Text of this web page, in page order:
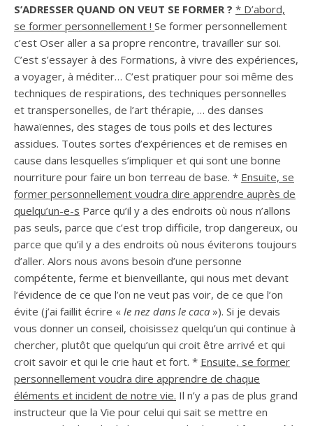
S’ADRESSER QUAND ON VEUT SE FORMER ? * D’abord,
se former personnellement ! Se former personnellement
c’est Oser aller a sa propre rencontre, travailler sur soi.
C’est s’essayer à des Formations, à vivre des expériences,
a voyager, à méditer… C’est pratiquer pour soi même des
techniques de respirations, des techniques personnelles
et transpersonelles, de l’art thérapie, … des danses
hawaïennes, des stages de tous poils et des lectures
assidues. Toutes sortes d’expériences et de remises en
cause dans lesquelles s’impliquer et qui sont une bonne
nourriture pour faire un bon terreau de base. * Ensuite, se
former personnellement voudra dire apprendre auprès de
quelqu’un-e-s Parce qu’il y a des endroits où nous n’allons
pas seuls, parce que c’est trop difficile, trop dangereux, ou
parce que qu’il y a des endroits où nous éviterons toujours
d’aller. Alors nous avons besoin d’une personne
compétente, ferme et bienveillante, qui nous met devant
l’évidence de ce que l’on ne veut pas voir, de ce que l’on
évite (j’ai faillit écrire « le nez dans le caca »). Si je devais
vous donner un conseil, choisissez quelqu’un qui continue à
chercher, plutôt que quelqu’un qui croit être arrivé et qui
croit savoir et qui le crie haut et fort. * Ensuite, se former
personnellement voudra dire apprendre de chaque
éléments et incident de notre vie. Il n’y a pas de plus grand
instructeur que la Vie pour celui qui sait se mettre en